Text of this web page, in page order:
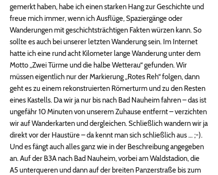
gemerkt haben, habe ich einen starken Hang zur Geschichte und
freue mich immer, wenn ich Ausflüge, Spaziergänge oder
Wanderungen mit geschichtsträchtigen Fakten würzen kann. So
sollte es auch bei unserer letzten Wanderung sein. Im Internet
hatte ich eine rund acht Kilometer lange Wanderung unter dem
Motto „Zwei Türme und die halbe Wetterau“ gefunden. Wir
müssen eigentlich nur der Markierung „Rotes Reh“ folgen, dann
geht es zu einem rekonstruierten Römerturm und zu den Resten
eines Kastells. Da wir ja nur bis nach Bad Nauheim fahren – das ist
ungefähr 10 Minuten von unserem Zuhause entfernt – verzichten
wir auf Wanderkarten und dergleichen. Schließlich wandern wir ja
direkt vor der Haustüre – da kennt man sich schließlich aus … ;-).
Und es fängt auch alles ganz wie in der Beschreibung angegeben
an. Auf der B3A nach Bad Nauheim, vorbei am Waldstadion, die
A5 unterqueren und dann auf der breiten Panzerstraße bis zum